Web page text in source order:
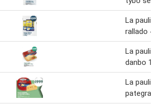
La
rallado
La
danbo
La
pategras